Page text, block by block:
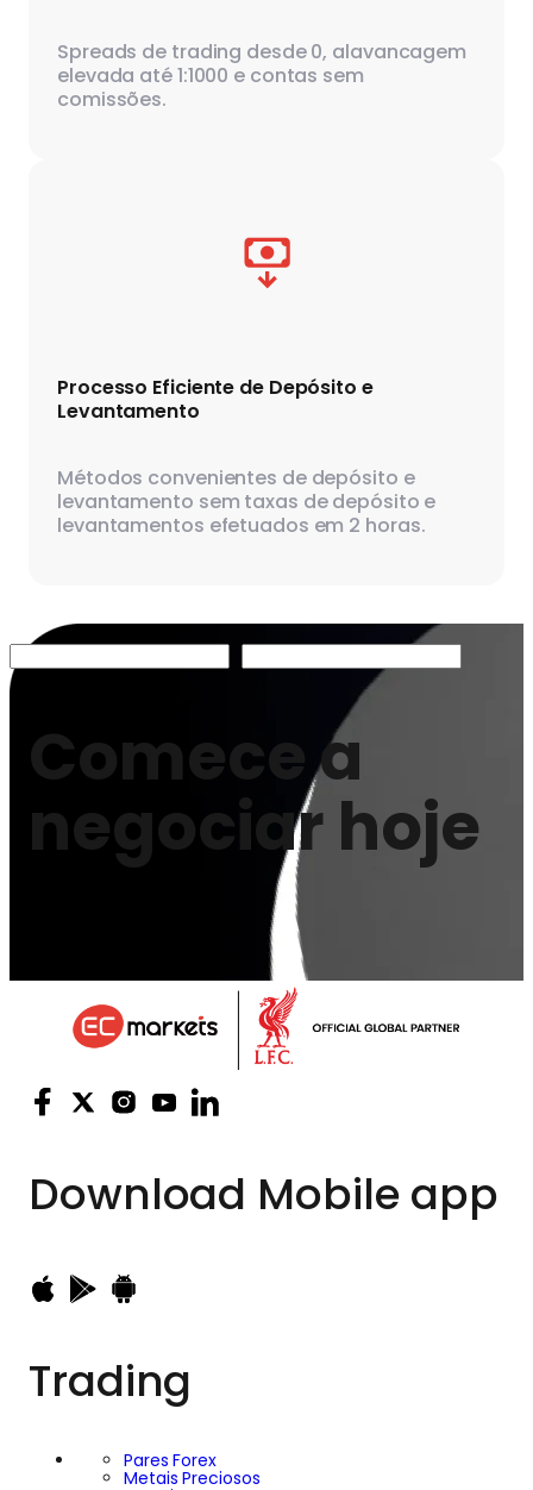
Spreads de trading desde 0, alavancagem
elevada até 1:1000 e contas sem
comissões.
Processo Eficiente de Depósito e
Levantamento
Métodos convenientes de depósito e
levantamento sem taxas de depósito e
levantamentos efetuados em 2 horas.
Comece a
negociar hoje
Download Mobile app
Trading
Pares Forex
Metais Preciosos